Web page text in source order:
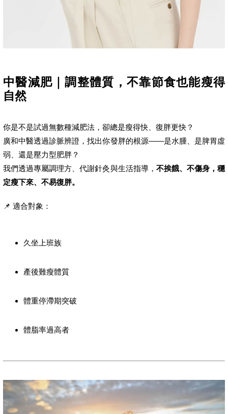
中醫減肥｜調整體質，不靠節食也能瘦得
自然
你是不是試過無數種減肥法，卻總是瘦得快、復胖更快？
廣和中醫透過診脈辨證，找出你發胖的根源——是水腫、是脾胃虛
弱、還是壓力型肥胖？
我們透過專屬調理方、代謝針灸與生活指導， 不挨餓、不傷身，穩
定瘦下來、不易復胖。
📌 適合對象：
久坐上班族
產後難瘦體質
體重停滯期突破
體脂率過高者